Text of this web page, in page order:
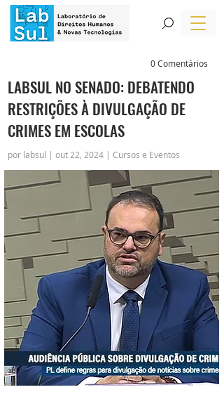
0 Comentários
LABSUL NO SENADO: DEBATENDO
RESTRIÇÕES À DIVULGAÇÃO DE
CRIMES EM ESCOLAS
por labsul | out 22, 2024 | Cursos e Eventos